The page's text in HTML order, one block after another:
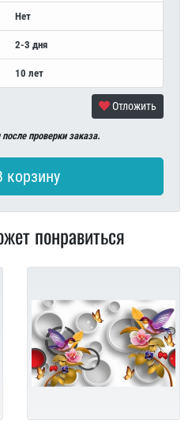
Нет
2-3 дня
10 лет
Отложить
проверки заказа.
корзину
понравиться